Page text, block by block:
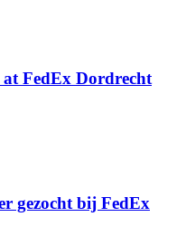
FedEx Dordrecht
gezocht bij FedEx